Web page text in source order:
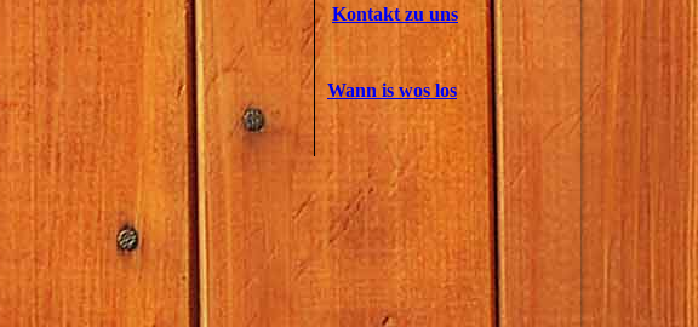
Kontakt zu uns
Wann is wos los